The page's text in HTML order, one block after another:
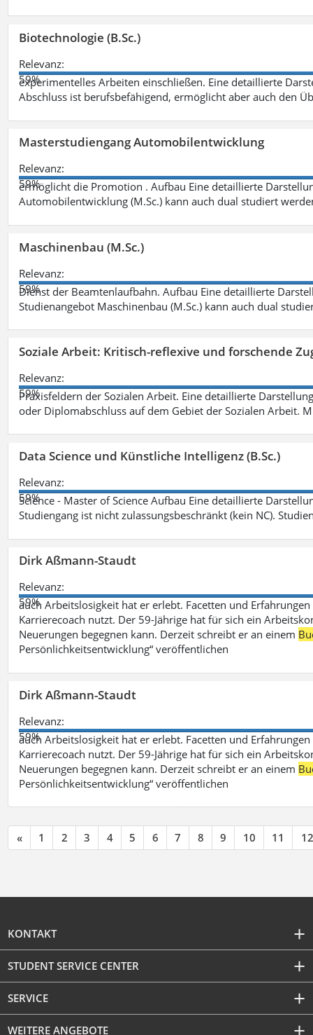
Biotechnologie (B.Sc.)
Relevanz:
59%
experimentelles Arbeiten einschließen. Eine detaillierte
Abschluss ist berufsbefähigend, ermöglicht aber auch den
Masterstudiengang Automobilentwicklung
Relevanz:
59%
ermöglicht die Promotion . Aufbau Eine detaillierte
Automobilentwicklung (M.Sc.) kann auch dual studiert
Maschinenbau (M.Sc.)
Relevanz:
59%
Dienst der Beamtenlaufbahn. Aufbau Eine detaillierte
Studienangebot Maschinenbau (M.Sc.) kann auch dual
Soziale Arbeit: Kritisch-reflexive und forschende
Relevanz:
59%
Praxisfeldern der Sozialen Arbeit. Eine detaillierte
oder Diplomabschluss auf dem Gebiet der Sozialen Arbeit.
Data Science und Künstliche Intelligenz (B.Sc.)
Relevanz:
59%
Science - Master of Science Aufbau Eine detaillierte
Studiengang ist nicht zulassungsbeschränkt (kein NC).
Dirk Aßmann-Staudt
Relevanz:
59%
auch Arbeitslosigkeit hat er erlebt. Facetten und
Karrierecoach nutzt. Der 59-Jährige hat für sich ein
Neuerungen begegnen kann. Derzeit schreibt er an einem
Persönlichkeitsentwicklung“ veröffentlichen
Dirk Aßmann-Staudt
Relevanz:
59%
auch Arbeitslosigkeit hat er erlebt. Facetten und
Karrierecoach nutzt. Der 59-Jährige hat für sich ein
Neuerungen begegnen kann. Derzeit schreibt er an einem
Persönlichkeitsentwicklung“ veröffentlichen
« 1 2 3 4 5 6 7 8 9 10 11 12
KONTAKT
STUDENT SERVICE CENTER
SERVICE
WEITERE ANGEBOTE